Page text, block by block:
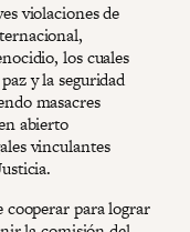
violaciones de
los cuales
y la seguridad
masacres
abierto
vinculantes
cooperar para lograr